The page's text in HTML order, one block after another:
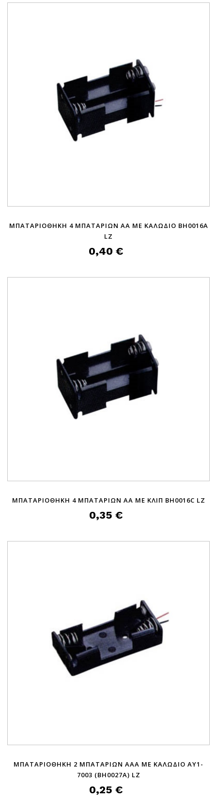
ΜΠΑΤΑΡΙΟΘΗΚΗ 4 ΜΠΑΤΑΡΙΩΝ ΑΑ ΜΕ ΚΑΛΩΔΙΟ BH0016A
LZ
0,40 €
ΜΠΑΤΑΡΙΟΘΗΚΗ 4 ΜΠΑΤΑΡΙΩΝ ΑΑ ΜΕ ΚΛΙΠ BH0016C LZ
0,35 €
ΜΠΑΤΑΡΙΟΘΗΚΗ 2 ΜΠΑΤΑΡΙΩΝ AΑΑ ΜΕ ΚΑΛΩΔΙΟ AY1-
7003 (BH0027A) LZ
0,25 €